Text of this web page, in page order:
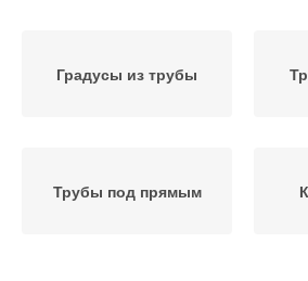
Градусы из трубы
Трубы под прямым